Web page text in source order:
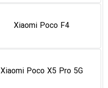
Xiaomi Poco F4
Xiaomi Poco X5 Pro 5G